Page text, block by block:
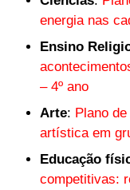
energia nas
Ensino
– 4º ano
Arte: Plano
artística em
Educação
competitivas: